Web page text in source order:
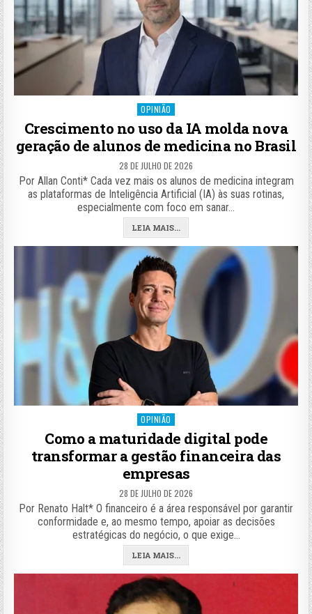
Posted
OPINIÃO
Crescimento no uso da IA molda nova
geração de alunos de medicina no Brasil
28 DE JULHO DE 2026
Por Allan Conti* Cada vez mais os alunos de medicina integram
as plataformas de Inteligência Artificial (IA) às suas rotinas,
especialmente com foco em sanar…
LEIA MAIS...
Posted
in
OPINIÃO
Como a maturidade digital pode
transformar a gestão financeira das
empresas
28 DE JULHO DE 2026
Por Renato Halt* O financeiro é a área responsável por garantir
conformidade e, ao mesmo tempo, apoiar as decisões
estratégicas do negócio, o que exige…
LEIA MAIS...